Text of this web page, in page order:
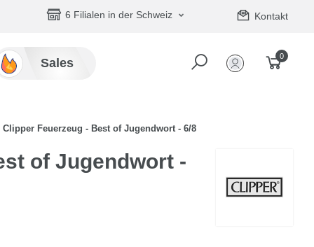
6 Filialen in der Schweiz Kontakt
Sales
0
Clipper Feuerzeug - Best of Jugendwort - 6/8
of Jugendwort -